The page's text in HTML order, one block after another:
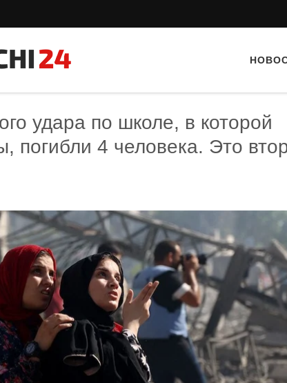
удара по школе, в которой
погибли 4 человека. Это
Тайный гость: доставка Капибара Тайный